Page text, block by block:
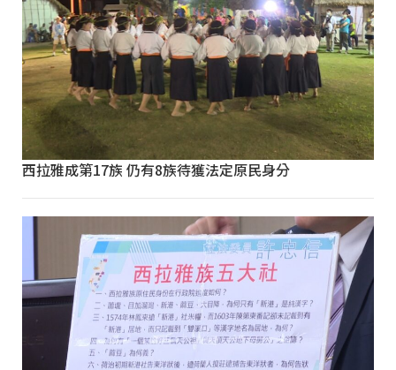
西拉雅成第17族 仍有8族待獲法定原民身分